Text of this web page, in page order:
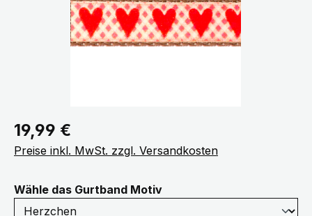
Regulärer Preis:
19,99 €
Preise inkl. MwSt. zzgl. Versandkosten
Wähle das Gurtband Motivauswählen